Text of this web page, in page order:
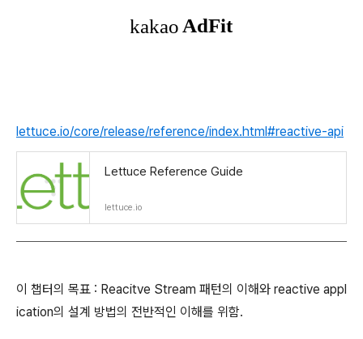
lettuce.io/core/release/reference/index.html#reactive-api
Lettuce Reference Guide
lettuce.io
이 챕터의 목표 : Reacitve Stream 패턴의 이해와 reactive appl
ication의 설계 방법의 전반적인 이해를 위함.